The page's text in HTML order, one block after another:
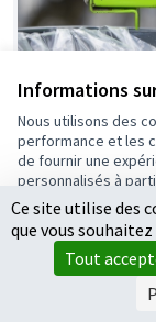
Informations
Nous utilisons des
performance et les
de fournir une
personnalisés à
Des
Projet lauréat
Ce site utilise des
que vous
Tout